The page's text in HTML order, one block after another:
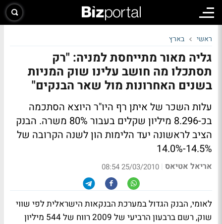
ראשי בארץ
גליה מאור מתייחסת למניה: "רק
תסתכלו מה חושב עלינו שוק המניות
בשנים האחרונות מול שאר הבנקים"
עלות השכר של איתן רף היו"ר היוצא הסתכמה
בכ-8.296 מיליון שקלים בעבור 80% משרה. הבנק
הציב לראשונה יעד הלימות הון לשנה הקרובה של
14.5%-14.0%
אריאל אטיאס |
25/03/2010 08:54
לאומי, הבנק הגדול במערכת הבנקאות הישראלית לפי שווי
שוק, רשם ברבעון הרביעי של 2009 רווח של 544 מיליון